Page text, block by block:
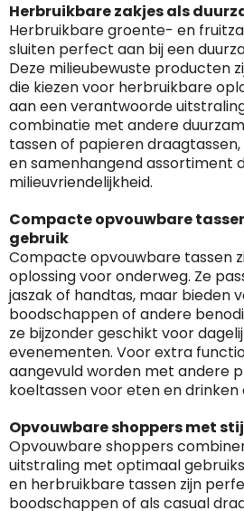
Herbruikbare zakjes als
Herbruikbare groente- en
sluiten perfect aan bij een
Deze milieubewuste producten
die kiezen voor herbruikbare
aan een verantwoorde
combinatie met andere
tassen of papieren
en samenhangend assortiment
milieuvriendelijkheid.
Compacte opvouwbare
gebruik
Compacte opvouwbare tassen
oplossing voor onderweg. Ze
jaszak of handtas, maar bieden
boodschappen of andere
ze bijzonder geschikt voor
evenementen. Voor extra
aangevuld worden met andere
koeltassen voor eten en drinken
Opvouwbare shoppers met
Opvouwbare shoppers
uitstraling met optimaal
en herbruikbare tassen zijn
boodschappen of als casual